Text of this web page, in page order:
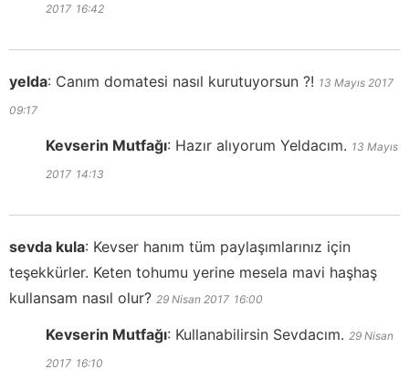
2017 16:42
yelda: Canım domatesi nasıl kurutuyorsun ?! 13 Mayıs 2017
09:17
Kevserin Mutfağı: Hazır alıyorum Yeldacım. 13 Mayıs
2017 14:13
sevda kula: Kevser hanım tüm paylaşımlarınız için
teşekkürler. Keten tohumu yerine mesela mavi haşhaş
kullansam nasıl olur? 29 Nisan 2017 16:00
Kevserin Mutfağı: Kullanabilirsin Sevdacım. 29 Nisan
2017 16:10